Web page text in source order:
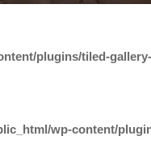
plugins/tiled-
wp-content/